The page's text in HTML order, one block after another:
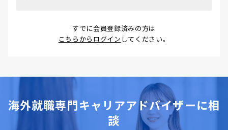
すでに会員登録済みの方は
こちらからログイン してください。
海外就職専門キャリアアドバイザーに相
談